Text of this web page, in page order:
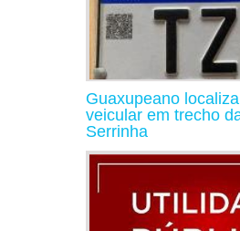
Guaxupeano
veicular em trecho
Serrinha